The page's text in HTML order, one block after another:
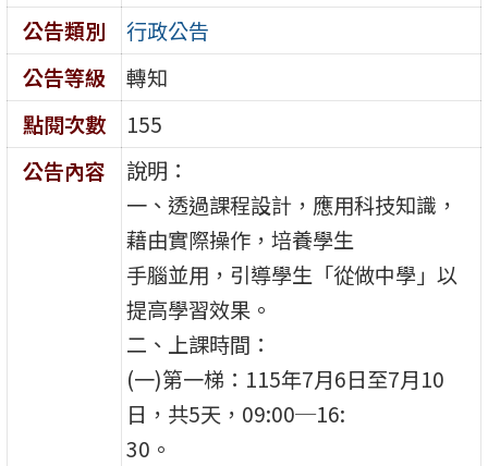
公告類別
行政公告
公告等級
轉知
點閱次數
155
公告內容
說明：
一、透過課程設計，應用科技知識，
藉由實際操作，培養學生
手腦並用，引導學生「從做中學」以
提高學習效果。
二、上課時間：
(一)第一梯：115年7月6日至7月10
日，共5天，09:00─16:
30。